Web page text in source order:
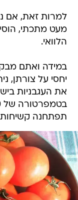
למרות זאת, אם
מעט מתכתי,
הלוואי.
במידה ואתם
יחסי על צורתן,
תפתחנה